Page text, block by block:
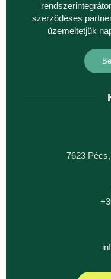
szerződéses
üzemeltetjük
7623